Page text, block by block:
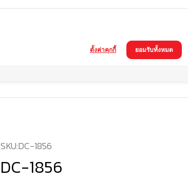
SKU:DC-1856
DC-1856
ยอมรับทั้งหมด
ตั้งค่าคุกกี้